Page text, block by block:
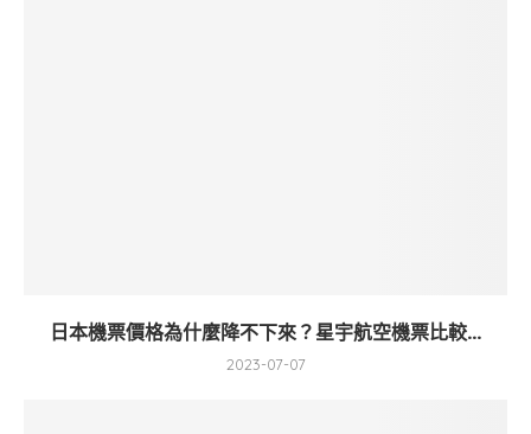
日本機票價格為什麼降不下來？星宇航空機票比較...
2023-07-07